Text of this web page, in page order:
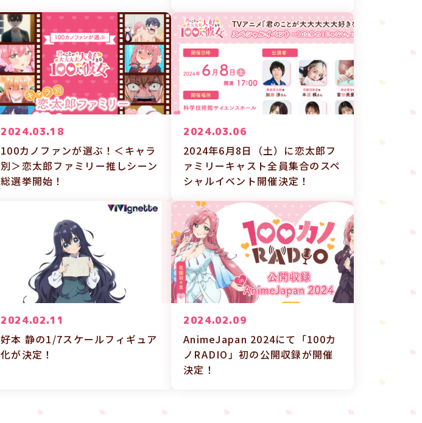
2024.03.18
100カノファンが選ぶ！＜キャラ
別＞恋太郎ファミリー推しシーン
総選挙開始！
2024.03.06
2024年6月8日（土）に恋太郎フ
ァミリーキャスト全員集合のスペ
シャルイベント開催決定！
2024.02.11
好本 静の1/7スケールフィギュア
化が決定！
2024.02.09
AnimeJapan 2024にて「100カ
ノRADIO」初の公開収録が開催
決定！